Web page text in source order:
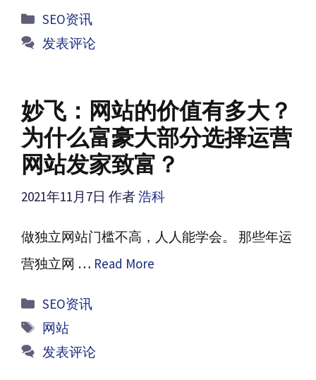
分
类
SEO资讯
发表评论
妙飞：网站的价值有多大？
为什么富豪大部分选择运营
网站发家致富？
2021年11月7日 作者浩科
做独立网站门槛不高，人人能学会。 那些年运
营独立网 … Read More
分
类
SEO资讯
标
签
网站
发表评论